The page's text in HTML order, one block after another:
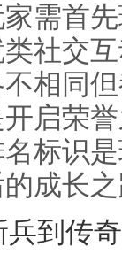
需首
社交
相同
启荣
标识
成长
到传